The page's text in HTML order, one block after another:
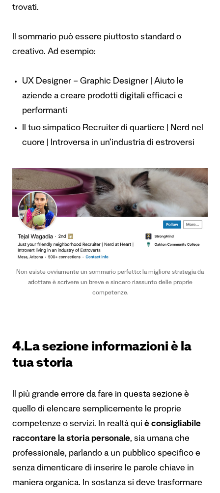
trovati.
Il sommario può essere piuttosto standard o
creativo. Ad esempio:
UX Designer – Graphic Designer | Aiuto le
aziende a creare prodotti digitali efficaci e
performanti
Il tuo simpatico Recruiter di quartiere | Nerd nel
cuore | Introversa in un’industria di estroversi
Non esiste ovviamente un sommario perfetto: la migliore strategia da
adottare è scrivere un breve e sincero riassunto delle proprie
competenze.
4.La sezione informazioni è la
tua storia
Il più grande errore da fare in questa sezione è
quello di elencare semplicemente le proprie
competenze o servizi. In realtà qui è consigliabile
raccontare la storia personale, sia umana che
professionale, parlando a un pubblico specifico e
senza dimenticare di inserire le parole chiave in
maniera organica. In sostanza si deve trasformare